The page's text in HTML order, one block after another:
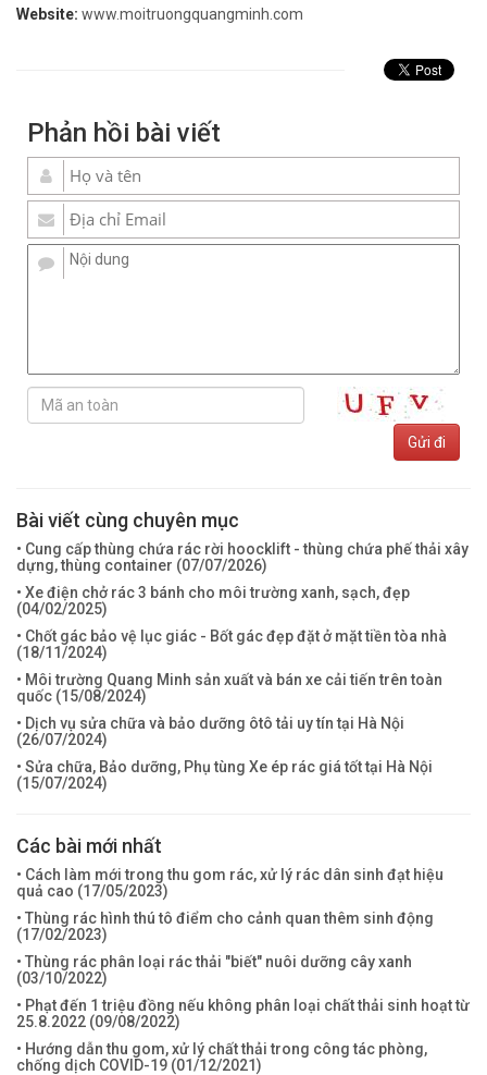
Website: www.moitruongquangminh.com
Phản hồi bài viết
Bài viết cùng chuyên mục
• Cung cấp thùng chứa rác rời hoocklift - thùng chứa phế thải xây
dựng, thùng container (07/07/2026)
• Xe điện chở rác 3 bánh cho môi trường xanh, sạch, đẹp
(04/02/2025)
• Chốt gác bảo vệ lục giác - Bốt gác đẹp đặt ở mặt tiền tòa nhà
(18/11/2024)
• Môi trường Quang Minh sản xuất và bán xe cải tiến trên toàn
quốc (15/08/2024)
• Dịch vụ sửa chữa và bảo dưỡng ôtô tải uy tín tại Hà Nội
(26/07/2024)
• Sửa chữa, Bảo dưỡng, Phụ tùng Xe ép rác giá tốt tại Hà Nội
(15/07/2024)
Các bài mới nhất
• Cách làm mới trong thu gom rác, xử lý rác dân sinh đạt hiệu
quả cao (17/05/2023)
• Thùng rác hình thú tô điểm cho cảnh quan thêm sinh động
(17/02/2023)
• Thùng rác phân loại rác thải "biết" nuôi dưỡng cây xanh
(03/10/2022)
• Phạt đến 1 triệu đồng nếu không phân loại chất thải sinh hoạt từ
25.8.2022 (09/08/2022)
• Hướng dẫn thu gom, xử lý chất thải trong công tác phòng,
chống dịch COVID-19 (01/12/2021)